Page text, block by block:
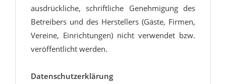
ausdrückliche, schriftliche Genehmigung des
Betreibers und des Herstellers (Gäste, Firmen,
Vereine, Einrichtungen) nicht verwendet bzw.
veröffentlicht werden.
Datenschutzerklärung